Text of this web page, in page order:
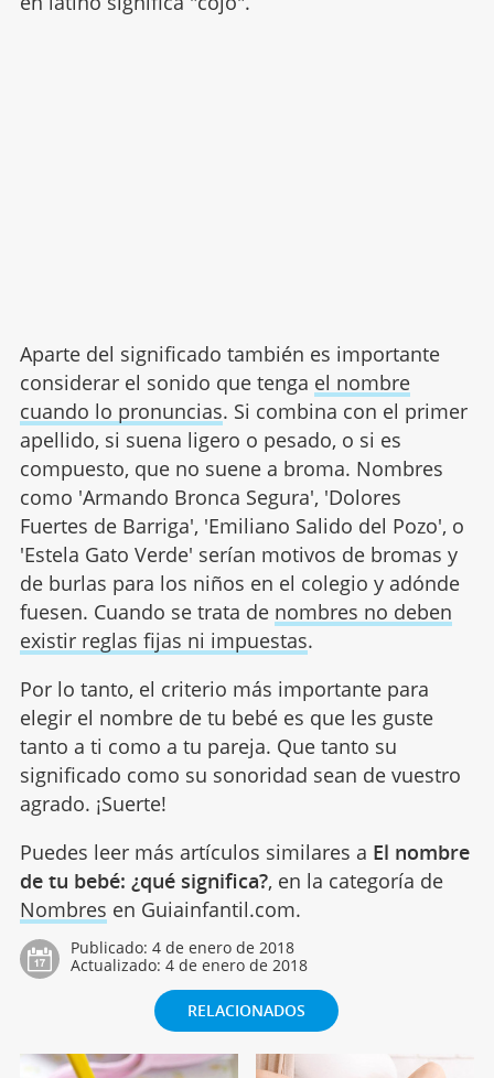
Aparte del significado también es importante
considerar el sonido que tenga el nombre
cuando lo pronuncias. Si combina con el primer
apellido, si suena ligero o pesado, o si es
compuesto, que no suene a broma. Nombres
como 'Armando Bronca Segura', 'Dolores
Fuertes de Barriga', 'Emiliano Salido del Pozo', o
'Estela Gato Verde' serían motivos de bromas y
de burlas para los niños en el colegio y adónde
fuesen. Cuando se trata de nombres no deben
existir reglas fijas ni impuestas.
Por lo tanto, el criterio más importante para
elegir el nombre de tu bebé es que les guste
tanto a ti como a tu pareja. Que tanto su
significado como su sonoridad sean de vuestro
agrado. ¡Suerte!
Puedes leer más artículos similares a El nombre
de tu bebé: ¿qué significa?, en la categoría de
Nombres en Guiainfantil.com.
Publicado: 4 de enero de 2018
Actualizado: 4 de enero de 2018
RELACIONADOS